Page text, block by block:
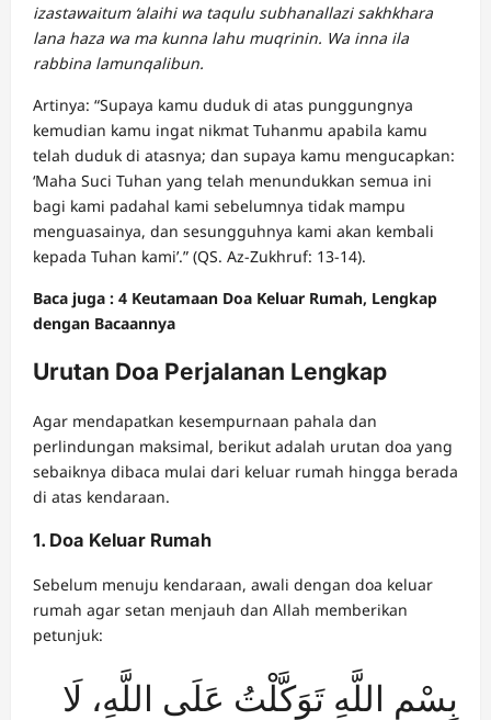
izastawaitum ‘alaihi wa taqulu subhanallazi sakhkhara
lana haza wa ma kunna lahu muqrinin. Wa inna ila
rabbina lamunqalibun.
Artinya: “Supaya kamu duduk di atas punggungnya
kemudian kamu ingat nikmat Tuhanmu apabila kamu
telah duduk di atasnya; dan supaya kamu mengucapkan:
‘Maha Suci Tuhan yang telah menundukkan semua ini
bagi kami padahal kami sebelumnya tidak mampu
menguasainya, dan sesungguhnya kami akan kembali
kepada Tuhan kami’.” (QS. Az-Zukhruf: 13-14).
Baca juga : 4 Keutamaan Doa Keluar Rumah, Lengkap
dengan Bacaannya
Urutan Doa Perjalanan Lengkap
Agar mendapatkan kesempurnaan pahala dan
perlindungan maksimal, berikut adalah urutan doa yang
sebaiknya dibaca mulai dari keluar rumah hingga berada
di atas kendaraan.
1. Doa Keluar Rumah
Sebelum menuju kendaraan, awali dengan doa keluar
rumah agar setan menjauh dan Allah memberikan
petunjuk:
بِسْمِ اللَّهِ تَوَكَّلْتُ عَلَى اللَّهِ، لَا